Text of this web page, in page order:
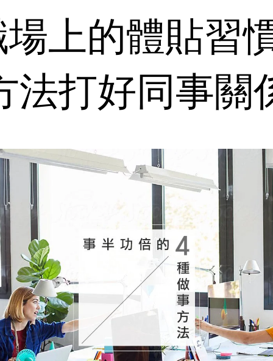
上的體貼習
法打好同事關